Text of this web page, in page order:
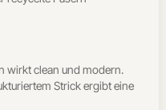
wirkt clean und modern.
Strick ergibt eine